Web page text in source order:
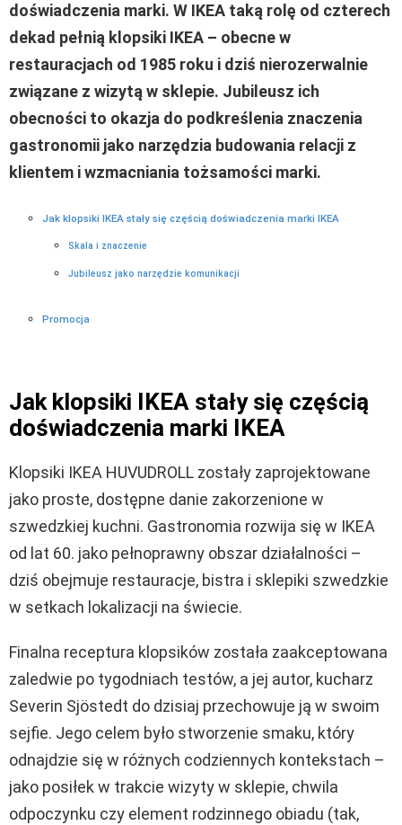
doświadczenia marki. W IKEA taką rolę od czterech
dekad pełnią klopsiki IKEA – obecne w
restauracjach od 1985 roku i dziś nierozerwalnie
związane z wizytą w sklepie. Jubileusz ich
obecności to okazja do podkreślenia znaczenia
gastronomii jako narzędzia budowania relacji z
klientem i wzmacniania tożsamości marki.
Jak klopsiki IKEA stały się częścią doświadczenia marki IKEA
Skala i znaczenie
Jubileusz jako narzędzie komunikacji
Promocja
Jak klopsiki IKEA stały się częścią
doświadczenia marki IKEA
Klopsiki IKEA HUVUDROLL zostały zaprojektowane
jako proste, dostępne danie zakorzenione w
szwedzkiej kuchni. Gastronomia rozwija się w IKEA
od lat 60. jako pełnoprawny obszar działalności –
dziś obejmuje restauracje, bistra i sklepiki szwedzkie
w setkach lokalizacji na świecie.
Finalna receptura klopsików została zaakceptowana
zaledwie po tygodniach testów, a jej autor, kucharz
Severin Sjöstedt do dzisiaj przechowuje ją w swoim
sejfie. Jego celem było stworzenie smaku, który
odnajdzie się w różnych codziennych kontekstach –
jako posiłek w trakcie wizyty w sklepie, chwila
odpoczynku czy element rodzinnego obiadu (tak,